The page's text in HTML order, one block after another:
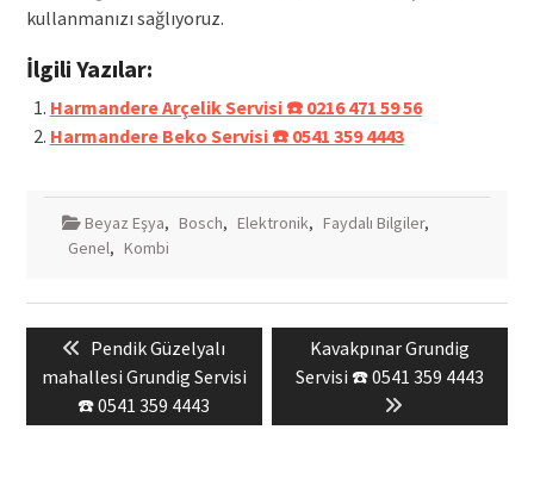
kullanmanızı sağlıyoruz.
İlgili Yazılar:
Harmandere Arçelik Servisi ☎️ 0216 471 59 56
Harmandere Beko Servisi ☎️ 0541 359 4443
Beyaz Eşya, Bosch, Elektronik, Faydalı Bilgiler,
Genel, Kombi
Yazı
gezinmesi
Previous
post:
Pendik Güzelyalı
mahallesi Grundig Servisi
☎️ 0541 359 4443
Next
post:
Kavakpınar Grundig
Servisi ☎️ 0541 359 4443